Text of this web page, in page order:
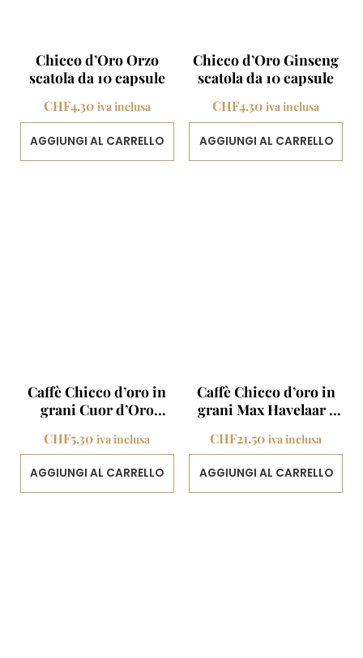
Chicco d’Oro Orzo
scatola da 10 capsule
CHF4.30 iva inclusa
AGGIUNGI AL CARRELLO
Chicco d’Oro Ginseng
scatola da 10 capsule
CHF4.30 iva inclusa
AGGIUNGI AL CARRELLO
Caffè Chicco d’oro in
grani Cuor d’Oro
CHF5.30 iva inclusa
AGGIUNGI AL CARRELLO
Caffè Chicco d’oro in
grani Max Havelaar 1
CHF21.50 iva inclusa
AGGIUNGI AL CARRELLO